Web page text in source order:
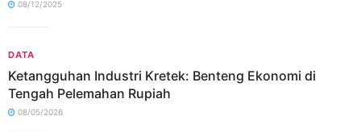
08/12/2025
DATA
Ketangguhan Industri Kretek: Benteng Ekonomi di
Tengah Pelemahan Rupiah
08/05/2026